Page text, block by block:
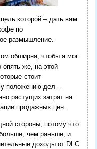
которой – дать вам
по
размышление.
обширна, чтобы я мог
же, на этой
стоит
положению дел –
растущих затрат на
продажных цен.
стороны, потому что
чем раньше, и
доходы от DLC